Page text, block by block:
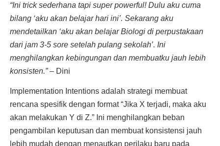
“Ini trick sederhana tapi super powerful! Dulu aku cuma
bilang ‘aku akan belajar hari ini’. Sekarang aku
mendetailkan ‘aku akan belajar Biologi di perpustakaan
dari jam 3-5 sore setelah pulang sekolah’. Ini
menghilangkan kebingungan dan membuatku jauh lebih
konsisten.”– Dini
Implementation Intentions adalah strategi membuat
rencana spesifik dengan format “Jika X terjadi, maka aku
akan melakukan Y di Z.” Ini menghilangkan beban
pengambilan keputusan dan membuat konsistensi jauh
lebih mudah dengan menautkan perilaku baru pada